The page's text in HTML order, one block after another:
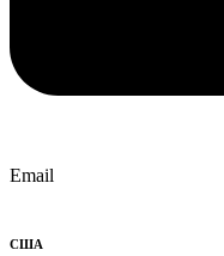
Email
CША